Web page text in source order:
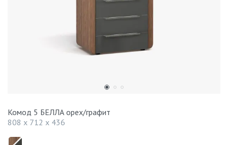
Комод 5 БЕЛЛА орех/графит
808 x 712 x 436